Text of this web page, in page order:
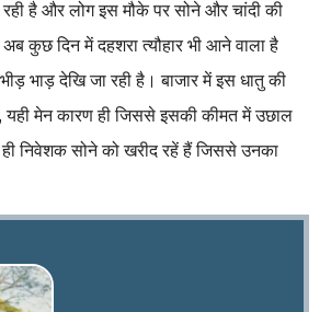
है और लोग इस मौके पर सोने और चांदी की
कुछ दिन में दहशरा त्यौहार भी आने वाला है
भाड़ देखि जा रही है। बाजार में इस धातु की
यही मेन कारण ही जिससे इसकी कीमत में उछाल
निवेशक सोने को खरीद रहें हैं जिससे उनका